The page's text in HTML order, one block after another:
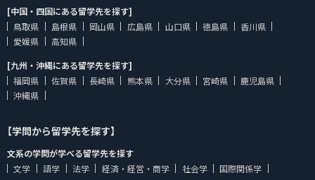
[中国・四国にある留学先を探す]
鳥取県
島根県 岡山県 広島県 山口県 徳島県
香川県
愛媛県
高知県
[九州・沖縄にある留学先を探す]
福岡県
佐賀県 長崎県 熊本県 大分県 宮崎県
鹿児島県
沖縄県
【学問から留学先を探す】
文系の学問が学べる留学先を探す
文学
語学 法学 経済・経営・商学 社会学
国際関係学